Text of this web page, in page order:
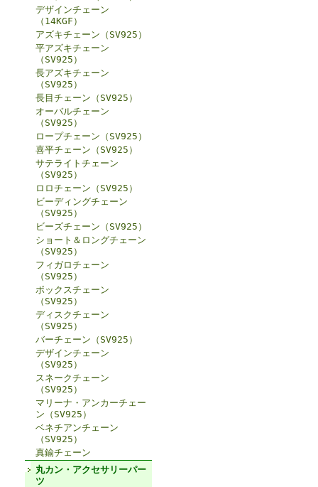
デザインチェーン
（14KGF）
アズキチェーン（SV925）
平アズキチェーン
（SV925）
長アズキチェーン
（SV925）
長目チェーン（SV925）
オーバルチェーン
（SV925）
ロープチェーン（SV925）
喜平チェーン（SV925）
サテライトチェーン
（SV925）
ロロチェーン（SV925）
ビーディングチェーン
（SV925）
ビーズチェーン（SV925）
ショート＆ロングチェーン
（SV925）
フィガロチェーン
（SV925）
ボックスチェーン
（SV925）
ディスクチェーン
（SV925）
バーチェーン（SV925）
デザインチェーン
（SV925）
スネークチェーン
（SV925）
マリーナ・アンカーチェー
ン（SV925）
ベネチアンチェーン
（SV925）
真鍮チェーン
丸カン・アクセサリーパー
ツ